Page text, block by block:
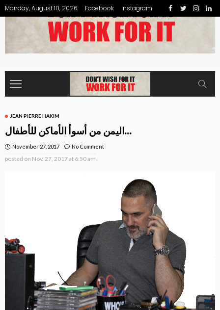
Monday, August 10, 2026 Facebook Instagram
JEAN PIERRE HAKIM
اليمن من أسوأ الأماكن للأطفال…
November 27, 2017 No Comment
posted on Nov. 27, 2017 at 6:50 am